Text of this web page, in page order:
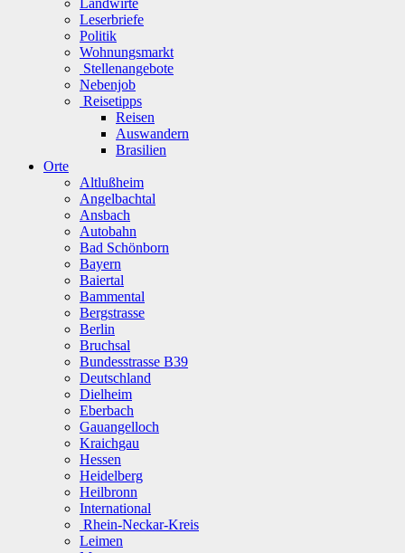
Landwirte
Leserbriefe
Politik
Wohnungsmarkt
Stellenangebote
Nebenjob
Reisetipps
Reisen
Auswandern
Brasilien
Orte
Altlußheim
Angelbachtal
Ansbach
Autobahn
Bad Schönborn
Bayern
Baiertal
Bammental
Bergstrasse
Berlin
Bruchsal
Bundesstrasse B39
Deutschland
Dielheim
Eberbach
Gauangelloch
Kraichgau
Hessen
Heidelberg
Heilbronn
International
Rhein-Neckar-Kreis
Leimen